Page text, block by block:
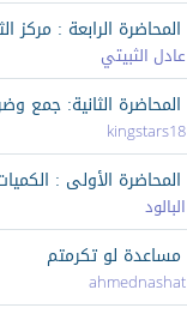
المحاضرة الرابعة : مركز
عادل الثبيتي
المحاضرة الثانية: جمع
kingstars18
المحاضرة الأولى :
البالود
مساعدة لو تكرمتم
ahmednashat